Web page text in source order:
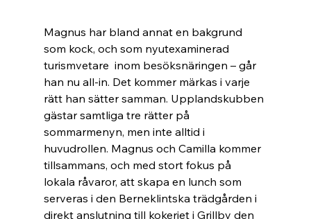
Magnus har bland annat en bakgrund
som kock, och som nyutexaminerad
turismvetare  inom besöksnäringen – går
han nu all-in. Det kommer märkas i varje
rätt han sätter samman. Upplandskubben
gästar samtliga tre rätter på
sommarmenyn, men inte alltid i
huvudrollen. Magnus och Camilla kommer
tillsammans, och med stort fokus på
lokala råvaror, att skapa en lunch som
serveras i den Berneklintska trädgården i
direkt anslutning till kokeriet i Grillby den